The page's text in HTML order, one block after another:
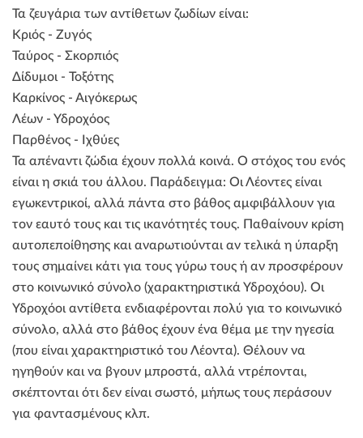
Τα ζευγάρια των αντίθετων ζωδίων είναι:
Κριός - Ζυγός
Ταύρος - Σκορπιός
Δίδυμοι - Τοξότης
Καρκίνος - Αιγόκερως
Λέων - Υδροχόος
Παρθένος - Ιχθύες
Τα απέναντι ζώδια έχουν πολλά κοινά. Ο στόχος του ενός
είναι η σκιά του άλλου. Παράδειγμα: Οι Λέοντες είναι
εγωκεντρικοί, αλλά πάντα στο βάθος αμφιβάλλουν για
τον εαυτό τους και τις ικανότητές τους. Παθαίνουν κρίση
αυτοπεποίθησης και αναρωτιούνται αν τελικά η ύπαρξη
τους σημαίνει κάτι για τους γύρω τους ή αν προσφέρουν
στο κοινωνικό σύνολο (χαρακτηριστικά Υδροχόου). Οι
Υδροχόοι αντίθετα ενδιαφέρονται πολύ για το κοινωνικό
σύνολο, αλλά στο βάθος έχουν ένα θέμα με την ηγεσία
(που είναι χαρακτηριστικό του Λέοντα). Θέλουν να
ηγηθούν και να βγουν μπροστά, αλλά ντρέπονται,
σκέπτονται ότι δεν είναι σωστό, μήπως τους περάσουν
για φαντασμένους κλπ.